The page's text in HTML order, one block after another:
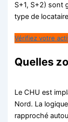
S+1, S+2) sont
type de
Vérifiez votre
Quelles
Le CHU est
Nord. La
rapproché